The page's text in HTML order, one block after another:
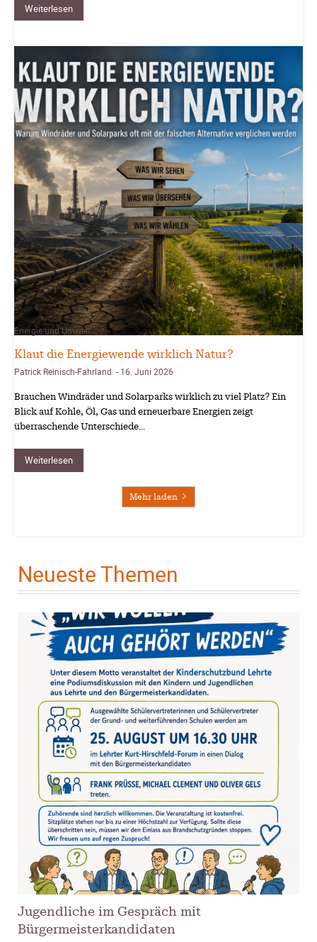
Weiterlesen
Energie und Umwelt
Klaut die Energiewende wirklich Natur?
Patrick Reinisch-Fahrland - 16. Juni 2026
Brauchen Windräder und Solarparks wirklich zu viel Platz? Ein
Blick auf Kohle, Öl, Gas und erneuerbare Energien zeigt
überraschende Unterschiede…
Weiterlesen
Mehr laden
Neueste Themen
Jugendliche im Gespräch mit
Bürgermeisterkandidaten